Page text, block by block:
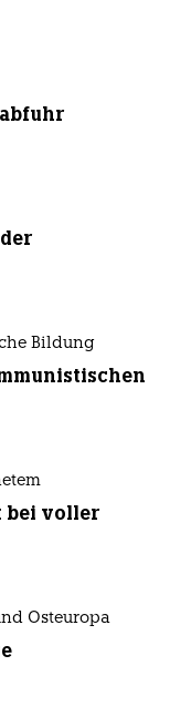
Bildung
bei voller
Osteuropa